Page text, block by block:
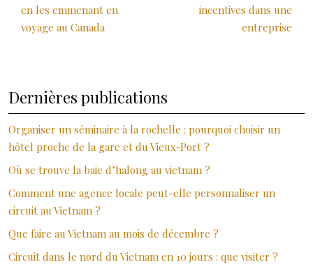
en les emmenant en
voyage au Canada
incentives dans une
entreprise
Dernières publications
Organiser un séminaire à la rochelle : pourquoi choisir un
hôtel proche de la gare et du Vieux-Port ?
Où se trouve la baie d’halong au vietnam ?
Comment une agence locale peut-elle personnaliser un
circuit au Vietnam ?
Que faire au Vietnam au mois de décembre ?
Circuit dans le nord du Vietnam en 10 jours : que visiter ?